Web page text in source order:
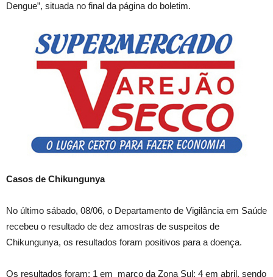
Dengue”, situada no final da página do boletim.
Casos de Chikungunya
No último sábado, 08/06, o Departamento de Vigilância em Saúde
recebeu o resultado de dez amostras de suspeitos de
Chikungunya, os resultados foram positivos para a doença.
Os resultados foram: 1 em março da Zona Sul; 4 em abril, sendo